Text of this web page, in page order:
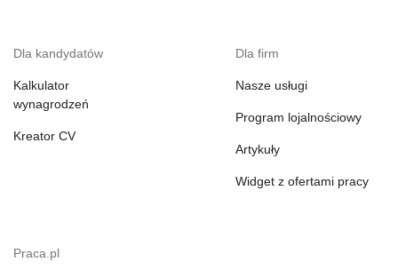
Dla kandydatów
Kalkulator
wynagrodzeń
Kreator CV
Dla firm
Nasze usługi
Program lojalnościowy
Artykuły
Widget z ofertami pracy
Praca.pl